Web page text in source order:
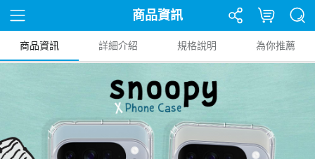
商品資訊
商品資訊 詳細介紹 規格說明 為你推薦